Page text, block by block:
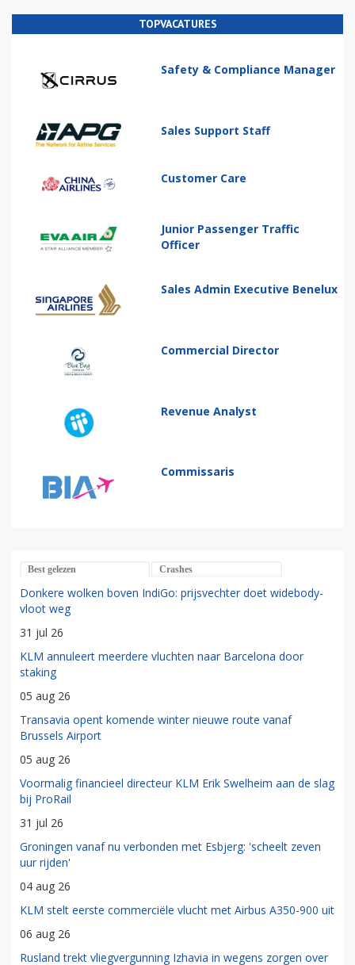
TOPVACATURES
Safety & Compliance Manager
Sales Support Staff
Customer Care
Junior Passenger Traffic
Officer
Sales Admin Executive Benelux
Commercial Director
Revenue Analyst
Commissaris
Best gelezen Crashes
Donkere wolken boven IndiGo: prijsvechter doet widebody-
vloot weg
31 jul 26
KLM annuleert meerdere vluchten naar Barcelona door
staking
05 aug 26
Transavia opent komende winter nieuwe route vanaf
Brussels Airport
05 aug 26
Voormalig financieel directeur KLM Erik Swelheim aan de slag
bij ProRail
31 jul 26
Groningen vanaf nu verbonden met Esbjerg: 'scheelt zeven
uur rijden'
04 aug 26
KLM stelt eerste commerciële vlucht met Airbus A350-900 uit
06 aug 26
Rusland trekt vliegvergunning Izhavia in wegens zorgen over